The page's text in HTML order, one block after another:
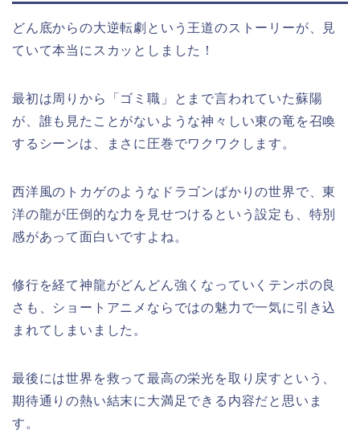
どん底からの大逆転劇という王道のストーリーが、見
ていて本当にスカッとしました！
最初は周りから「ゴミ職」とまで言われていた蘇陽
が、誰も見たことがないような神々しい東の竜を召喚
するシーンは、まさに圧巻でワクワクします。
西洋風のトカゲのようなドラゴンばかりの世界で、東
洋の龍が圧倒的な力を見せつけるという設定も、特別
感があって面白いですよね。
修行を経て神龍がどんどん強くなっていくテンポの良
さも、ショートアニメならではの魅力で一気に引き込
まれてしまいました。
最後には世界を救って最高の栄光を取り戻すという、
期待通りの熱い結末に大満足できる内容だと思いま
す。